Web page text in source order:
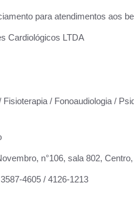
para atendimentos aos
Cardiológicos LTDA
Fisioterapia / Fonoaudiologia /
n°106, sala 802,
4605 / 4126-1213